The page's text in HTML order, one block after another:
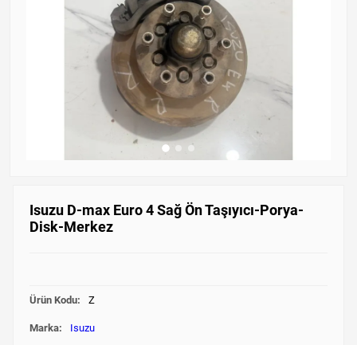
Isuzu D-max Euro 4 Sağ Ön Taşıyıcı-Porya-
Disk-Merkez
Ürün Kodu: Z
Marka: Isuzu